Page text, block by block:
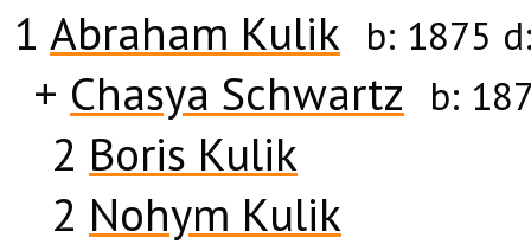
1 Abraham Kulik b: 1875
+ Chasya Schwartz b:
2 Boris Kulik
2 Nohym Kulik